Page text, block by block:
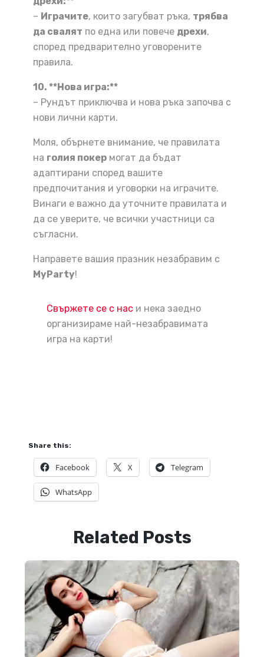
– Играчите, които загубват ръка, трябва
да свалят по една или повече дрехи,
според предварително уговорените
правила.
10. **Нова игра:**
– Рундът приключва и нова ръка започва с
нови лични карти.
Моля, обърнете внимание, че правилата
на голия покер могат да бъдат
адаптирани според вашите
предпочитания и уговорки на играчите.
Винаги е важно да уточните правилата и
да се уверите, че всички участници са
съгласни.
Направете вашия празник незабравим с
MyParty!
Свържете се с нас и нека заедно
организираме най-незабравимата
игра на карти!
Share this:
Facebook X Telegram
WhatsApp
Related Posts